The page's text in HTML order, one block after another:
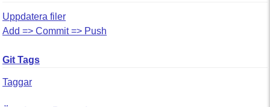
Uppdatera filer
Add => Commit => Push
Git Tags
Taggar